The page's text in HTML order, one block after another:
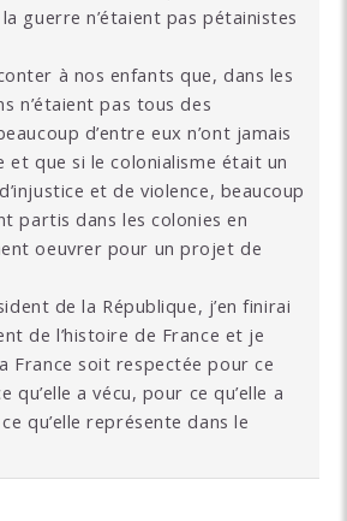
guerre n’étaient pas pétainistes
à nos enfants que, dans les
n’étaient pas tous des
d’entre eux n’ont jamais
et que si le colonialisme était un
et de violence, beaucoup
partis dans les colonies en
oeuvrer pour un projet de
de la République, j’en finirai
de l’histoire de France et je
France soit respectée pour ce
qu’elle a vécu, pour ce qu’elle a
qu’elle représente dans le